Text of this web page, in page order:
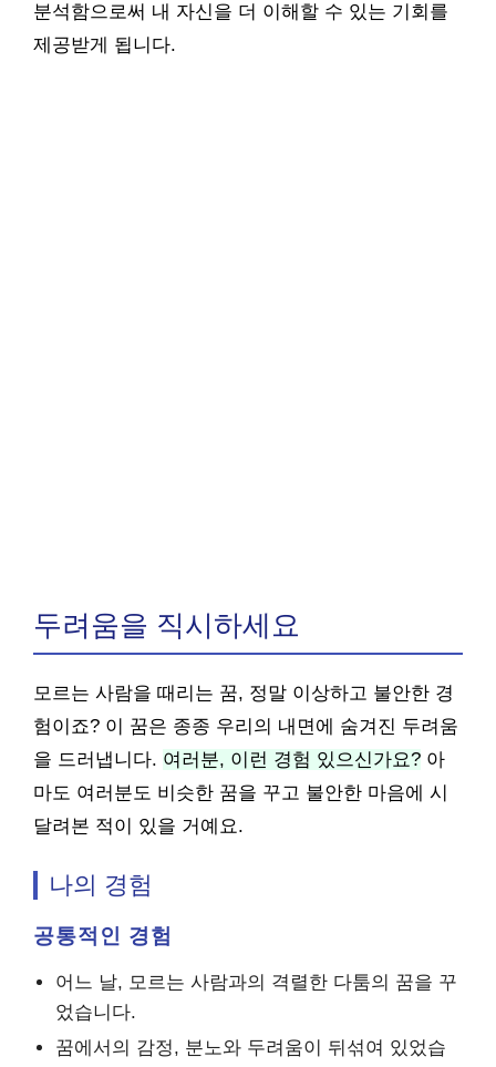
분석함으로써 내 자신을 더 이해할 수 있는 기회를
제공받게 됩니다.
두려움을 직시하세요
모르는 사람을 때리는 꿈, 정말 이상하고 불안한 경
험이죠? 이 꿈은 종종 우리의 내면에 숨겨진 두려움
을 드러냅니다. 여러분, 이런 경험 있으신가요? 아
마도 여러분도 비슷한 꿈을 꾸고 불안한 마음에 시
달려본 적이 있을 거예요.
나의 경험
공통적인 경험
어느 날, 모르는 사람과의 격렬한 다툼의 꿈을 꾸
었습니다.
꿈에서의 감정, 분노와 두려움이 뒤섞여 있었습